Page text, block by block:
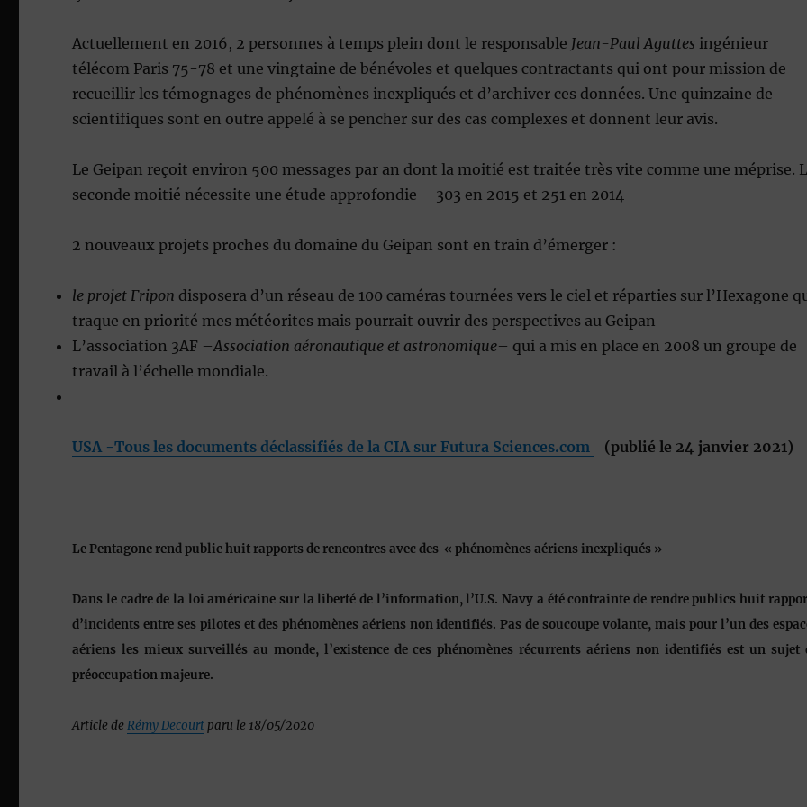
Actuellement en 2016, 2 personnes à temps plein dont le responsable Jean-Paul Aguttes ingénieur
télécom Paris 75-78 et une vingtaine de bénévoles et quelques contractants qui ont pour mission de
recueillir les témognages de phénomènes inexpliqués et d’archiver ces données. Une quinzaine de
scientifiques sont en outre appelé à se pencher sur des cas complexes et donnent leur avis.
Le Geipan reçoit environ 500 messages par an dont la moitié est traitée très vite comme une méprise.
seconde moitié nécessite une étude approfondie – 303 en 2015 et 251 en 2014-
2 nouveaux projets proches du domaine du Geipan sont en train d’émerger :
le projet Fripon disposera d’un réseau de 100 caméras tournées vers le ciel et réparties sur l’Hexagone
traque en priorité mes météorites mais pourrait ouvrir des perspectives au Geipan
L’association 3AF –Association aéronautique et astronomique– qui a mis en place en 2008 un groupe de
travail à l’échelle mondiale.
USA -Tous les documents déclassifiés de la CIA sur Futura Sciences.com (publié le 24 janvier 2021)
Le Pentagone rend public huit rapports de rencontres avec des « phénomènes aériens inexpliqués »
Dans le cadre de la loi américaine sur la liberté de l’information, l’U.S. Navy a été contrainte de rendre publics huit
d’incidents entre ses pilotes et des phénomènes aériens non identifiés. Pas de soucoupe volante, mais pour l’un des
aériens les mieux surveillés au monde, l’existence de ces phénomènes récurrents aériens non identifiés est un sujet
préoccupation majeure.
Article deRémy Decourt paru le 18/05/2020
—